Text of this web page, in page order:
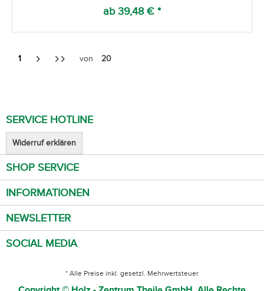
ab 39,48 € *
1 von 20
SERVICE HOTLINE
Widerruf erklären
SHOP SERVICE
INFORMATIONEN
NEWSLETTER
SOCIAL MEDIA
* Alle Preise inkl. gesetzl. Mehrwertsteuer